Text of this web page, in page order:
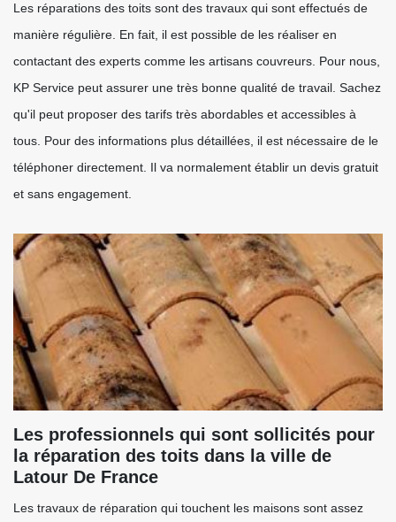
Les réparations des toits sont des travaux qui sont effectués de
manière régulière. En fait, il est possible de les réaliser en
contactant des experts comme les artisans couvreurs. Pour nous,
KP Service peut assurer une très bonne qualité de travail. Sachez
qu'il peut proposer des tarifs très abordables et accessibles à
tous. Pour des informations plus détaillées, il est nécessaire de le
téléphoner directement. Il va normalement établir un devis gratuit
et sans engagement.
Les professionnels qui sont sollicités pour
la réparation des toits dans la ville de
Latour De France
Les travaux de réparation qui touchent les maisons sont assez